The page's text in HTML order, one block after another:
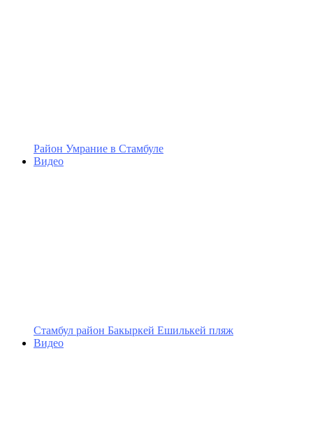
Район Умрание в Стамбуле
Видео
Cтамбул район Бакыркей Ешилькей пляж
Видео